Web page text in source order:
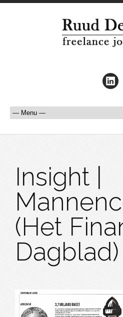
Insight |
(Het
Dagblad)